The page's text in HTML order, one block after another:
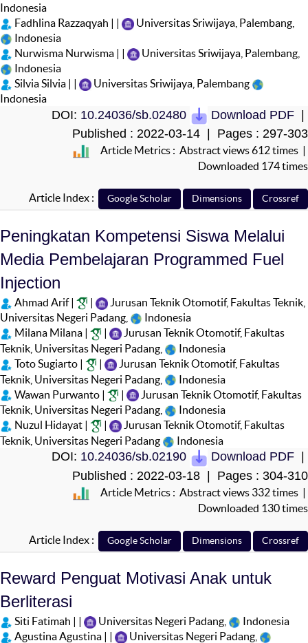
Indonesia
Fadhlina Razzaqyah | |
Universitas Sriwijaya, Palembang,
Indonesia
Nurwisma Nurwisma | |
Universitas Sriwijaya, Palembang,
Indonesia
Silvia Silvia | |
Universitas Sriwijaya, Palembang
Indonesia
DOI: 10.24036/sb.02480 Download PDF |
Published : 2022-03-14 | Pages : 297-303
Article Metrics : Abstract views 612 times |
Downloaded 174 times
Article Index :
Peningkatan Kompetensi Siswa Melalui
Media Pembelajaran Programmed Fuel
Injection
Ahmad Arif | |
Jurusan Teknik Otomotif, Fakultas Teknik,
Universitas Negeri Padang,
Indonesia
Milana Milana |
Jurusan Teknik Otomotif, Fakultas
Teknik, Universitas Negeri Padang,
Indonesia
Toto Sugiarto |
|
Jurusan Teknik Otomotif, Fakultas
Teknik, Universitas Negeri Padang,
Indonesia
Wawan Purwanto |
|
Jurusan Teknik Otomotif, Fakultas
Teknik, Universitas Negeri Padang,
Indonesia
Nuzul Hidayat |
|
Jurusan Teknik Otomotif, Fakultas
Teknik, Universitas Negeri Padang
Indonesia
DOI: 10.24036/sb.02190 Download PDF
Published : 2022-03-18 | Pages : 304-310
Article Metrics : Abstract views 332 times |
Downloaded 130 times
Article Index :
Reward Penguat Motivasi Anak untuk
Berliterasi
Siti Fatimah | | Universitas Negeri Padang,
Indonesia
Agustina Agustina | |
Universitas Negeri Padang,